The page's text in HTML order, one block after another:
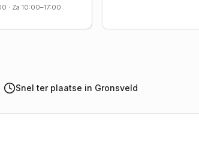
· Za 10:00–17:00
Snel ter plaatse in Gronsveld